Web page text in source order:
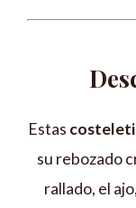
Estas
su rebozado
rallado, el